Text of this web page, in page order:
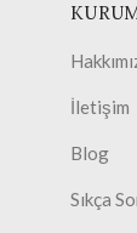
İletişim
Blog
Sıkça